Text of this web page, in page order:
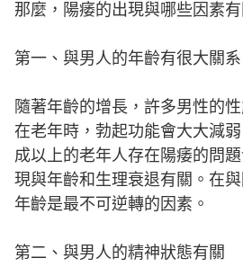
那麼，陽痿的出現與哪些因素有
第一、與男人的年齡有很大關系
隨著年齡的增長，許多男性的
在老年時，勃起功能會大大減
成以上的老年人存在陽痿的問
現與年齡和生理衰退有關。在
年齡是最不可逆轉的因素。
第二、與男人的精神狀態有關